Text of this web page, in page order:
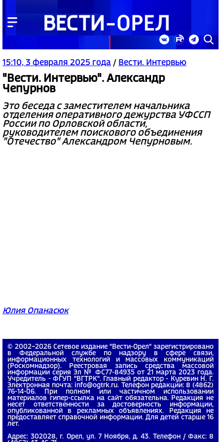
15:10, 3 февраля 2025 года / Вести. Интервью
"Вести. Интервью". Александр
Чепурнов
Это беседа с заместителем начальника
отделения оперативного дежурства УФССП
России по Орловской области,
руководителем поискового объединения
"Отечество" Александром Чепурновым.
Юлия Опанасюк
© 2002−2026 Сетевое издание "Вести-Орел" зарегистрировано
в Федеральной службе по надзору в сфере связи,
информационных технологий и массовых коммуникаций
(Роскомнадзор). Реестровая запись средства массовой
информации серия Эл № ФС77-84935 от 21 марта 2023 года.
Учредитель - ФГУП "ВГТРК". Главный редактор - Куревин Н. Г.
Электронная почта: info@ogtrk.ru. Телефон редакции: 8 (4862)
76-14-06. При полном или частичном использовании
материалов гипер-ссылка на сайт обязательна. Редакция не
несет ответственности за достоверность информации,
опубликованной в рекламных объявлениях. Редакция не
предоставляет справочной информации. Для детей старше 16
лет.
Адрес: 302028, г. Орел, ул. 7 Ноября, д. 43. Телефон / Факс: 8